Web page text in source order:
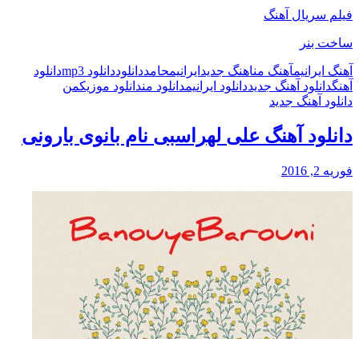
فیلم سریال آهنگ
ساخت بنر
آهنگ ایرانیمآهنگ مناهنگ جدید ایرانیمحامددانلوددانلود mp3
دانلود
آهنگدانلود آهنگ جدیددانلود ایرانیمدانلود مندانلود موزیکمن
دانلود آهنگ جدید
دانلود آهنگ علی لهراسبی نام بانوی بارونی
فوریه 2, 2016